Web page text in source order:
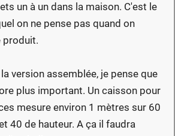
un à un dans la maison. C'est le
on ne pense pas quand on
produit.
version assemblée, je pense que
plus important. Un caisson pour
mesure environ 1 mètres sur 60
40 de hauteur. A ça il faudra